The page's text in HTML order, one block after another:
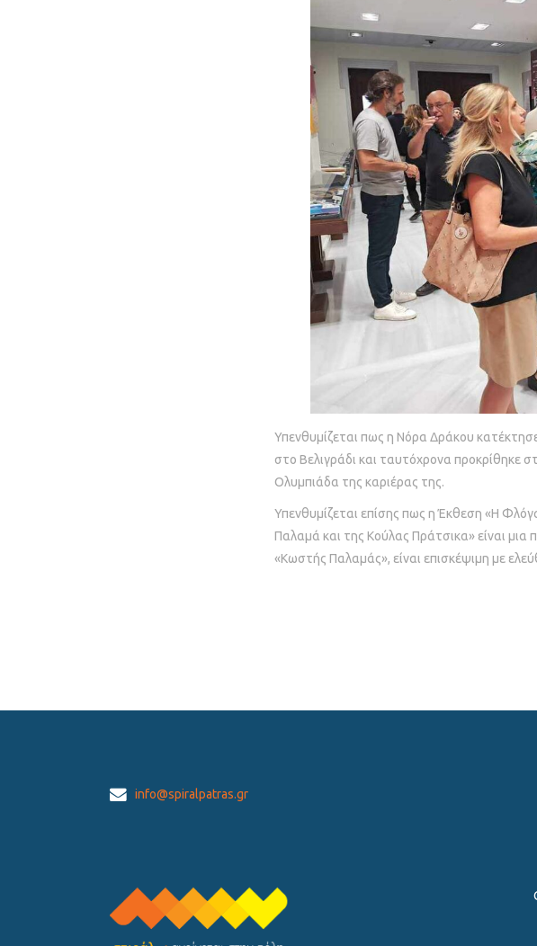
Υπενθυμίζεται πως η Νόρα Δράκου
στο Βελιγράδι και ταυτόχρονα προκρίθηκε
Ολυμπιάδα της καριέρας της.
Υπενθυμίζεται επίσης πως η Έκθεση «Η
Παλαμά και της Κούλας Πράτσικα» είναι
«Κωστής Παλαμάς», είναι επισκέψιμη με
info@spiralpatras.gr